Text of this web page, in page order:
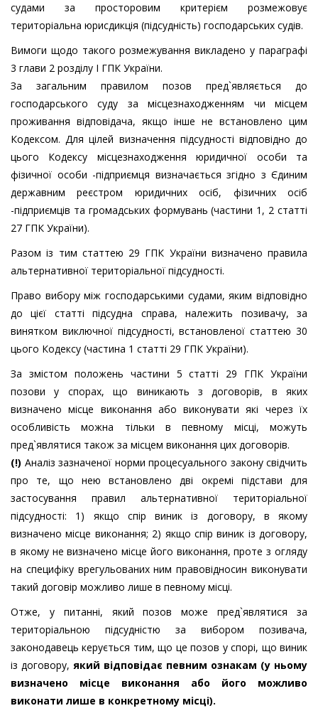
судами за просторовим критерієм розмежовує
територіальна юрисдикція (підсудність) господарських судів.
Вимоги щодо такого розмежування викладено у параграфі
3 глави 2 розділу І ГПК України.
За загальним правилом позов пред`являється до
господарського суду за місцезнаходженням чи місцем
проживання відповідача, якщо інше не встановлено цим
Кодексом. Для цілей визначення підсудності відповідно до
цього Кодексу місцезнаходження юридичної особи та
фізичної особи -підприємця визначається згідно з Єдиним
державним реєстром юридичних осіб, фізичних осіб
-підприємців та громадських формувань (частини 1, 2 статті
27 ГПК України).
Разом із тим статтею 29 ГПК України визначено правила
альтернативної територіальної підсудності.
Право вибору між господарськими судами, яким відповідно
до цієї статті підсудна справа, належить позивачу, за
винятком виключної підсудності, встановленої статтею 30
цього Кодексу (частина 1 статті 29 ГПК України).
За змістом положень частини 5 статті 29 ГПК України
позови у спорах, що виникають з договорів, в яких
визначено місце виконання або виконувати які через їх
особливість можна тільки в певному місці, можуть
пред`являтися також за місцем виконання цих договорів.
(!) Аналіз зазначеної норми процесуального закону свідчить
про те, що нею встановлено дві окремі підстави для
застосування правил альтернативної територіальної
підсудності: 1) якщо спір виник із договору, в якому
визначено місце виконання; 2) якщо спір виник із договору,
в якому не визначено місце його виконання, проте з огляду
на специфіку врегульованих ним правовідносин виконувати
такий договір можливо лише в певному місці.
Отже, у питанні, який позов може пред`являтися за
територіальною підсудністю за вибором позивача,
законодавець керується тим, що це позов у спорі, що виник
із договору, який відповідає певним ознакам (у ньому
визначено місце виконання або його можливо
виконати лише в конкретному місці).